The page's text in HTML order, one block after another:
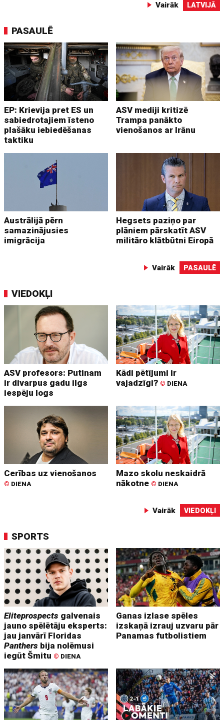
Vairāk LATVIJĀ
PASAULĒ
EP: Krievija pret ES un
sabiedrotajiem īsteno
plašāku iebiedēšanas
taktiku
ASV mediji kritizē
Trampa panākto
vienošanos ar Irānu
Austrālijā pērn
samazinājusies
imigrācija
Hegsets paziņo par
plāniem pārskatīt ASV
militāro klātbūtni Eiropā
Vairāk PASAULĒ
VIEDOKĻI
ASV profesors: Putinam
ir divarpus gadu ilgs
iespēju logs
Kādi pētījumi ir
vajadzīgi? © DIENA
Cerības uz vienošanos
© DIENA
Mazo skolu neskaidrā
nākotne © DIENA
Vairāk VIEDOKĻI
SPORTS
Eliteprospects galvenais
jauno spēlētāju eksperts:
jau janvārī Floridas
Panthers bija nolēmusi
iegūt Šmitu © DIENA
Ganas izlase spēles
izskaņā izrauj uzvaru pār
Panamas futbolistiem